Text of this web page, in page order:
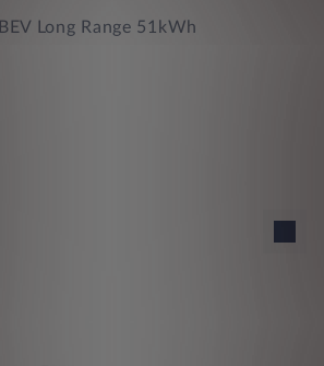
BEV Long Range 51kWh